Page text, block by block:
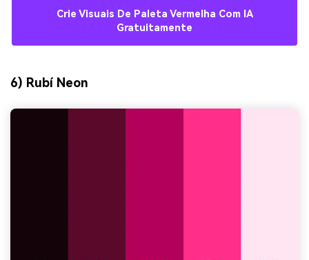
Crie Visuais De Paleta Vermelha Com IA
Gratuitamente
6) Rubí Neon